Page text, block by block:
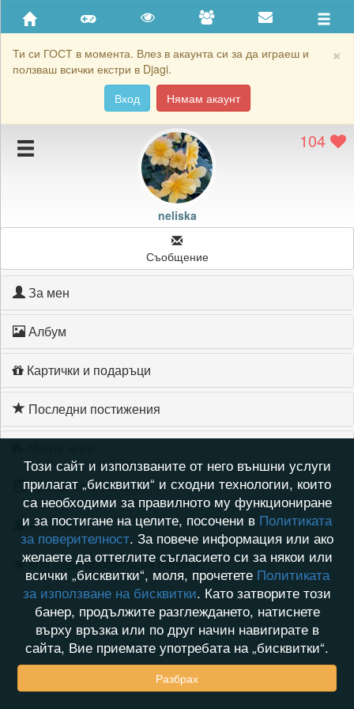
×
Ти си ГОСТ в момента. Влез в акаунта си за да играеш и
ползваш всички екстри в Djagi.
Вход
Нямам акаунт
Приятели
Хронология на игри
Подаръците на neliska
Картичките на neliska
104
neliska
Съобщение
За мен
Албум
Картички и подаръци
Последни постижения
Хронология на игри
Активност
Кой видя профила на neliska
Този сайт и използваните от него външни услуги
прилагат „бисквитки“ и сходни технологии, които
са необходими за правилното му функциониране
и за постигане на целите, посочени в Политиката
за поверителност. За повече информация или ако
желаете да оттеглите съгласието си за някои или
всички „бисквитки“, моля, прочетете Политиката
за използване на бисквитки. Като затворите този
банер, продължите разглеждането, натиснете
върху връзка или по друг начин навигирате в
сайта, Вие приемате употребата на „бисквитки“.
Разбрах